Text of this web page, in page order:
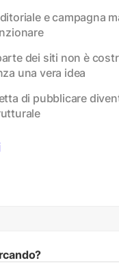
e campagna
dei siti non è
una vera idea
di pubblicare